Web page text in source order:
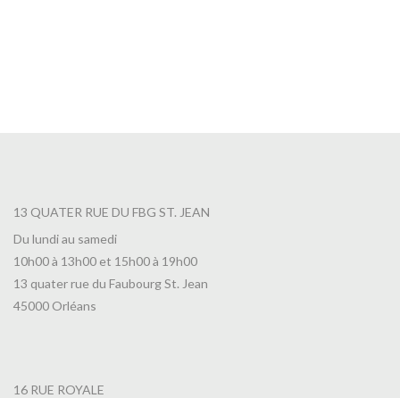
13 QUATER RUE DU FBG ST. JEAN
Du lundi au samedi
10h00 à 13h00 et 15h00 à 19h00
13 quater rue du Faubourg St. Jean
45000 Orléans
16 RUE ROYALE